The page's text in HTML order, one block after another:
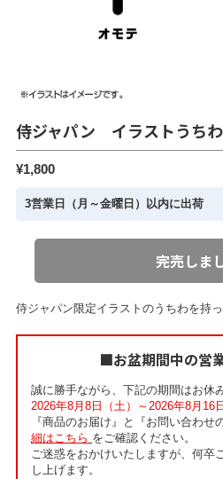
侍ジャパン イラストうち
¥1,800
3営業日（月～金曜日）以内に出荷
完売しま
侍ジャパン限定イラストのうちわを持
■お盆期間中の営
誠に勝手ながら、下記の期間はお休
2026年8月8日（土）～2026年8月16
『商品のお届け』と『お問い合わせ
細はこちら をご確認ください。
ご迷惑をおかけいたしますが、何卒
し上げます。